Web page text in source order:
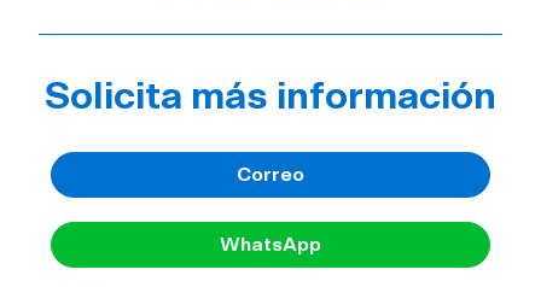
Solicita más información
Correo
WhatsApp